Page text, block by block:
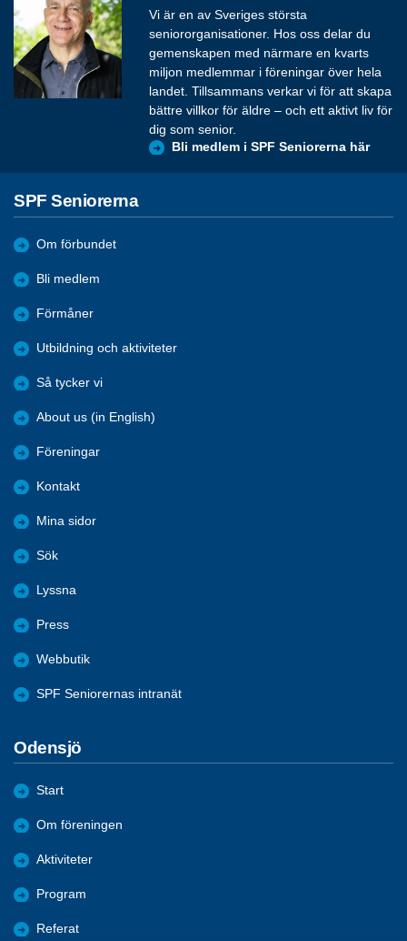
Vi är en av Sveriges största
seniororganisationer. Hos oss delar du
gemenskapen med närmare en kvarts
miljon medlemmar i föreningar över hela
landet. Tillsammans verkar vi för att skapa
bättre villkor för äldre – och ett aktivt liv för
dig som senior.
Bli medlem i SPF Seniorerna här
SPF Seniorerna
Om förbundet
Bli medlem
Förmåner
Utbildning och aktiviteter
Så tycker vi
About us (in English)
Föreningar
Kontakt
Mina sidor
Sök
Lyssna
Press
Webbutik
SPF Seniorernas intranät
Odensjö
Start
Om föreningen
Aktiviteter
Program
Referat